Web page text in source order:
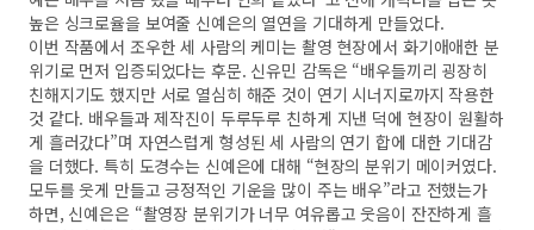
높은 싱크로율을 보여줄 신예은의 열연을 기대하게 만들었다.
이번 작품에서 조우한 세 사람의 케미는 촬영 현장에서 화기애애한 분
위기로 먼저 입증되었다는 후문. 신유민 감독은 “배우들끼리 굉장히
친해지기도 했지만 서로 열심히 해준 것이 연기 시너지로까지 작용한
것 같다. 배우들과 제작진이 두루두루 친하게 지낸 덕에 현장이 원활하
게 흘러갔다”며 자연스럽게 형성된 세 사람의 연기 합에 대한 기대감
을 더했다. 특히 도경수는 신예은에 대해 “현장의 분위기 메이커였다.
모두를 웃게 만들고 긍정적인 기운을 많이 주는 배우”라고 전했는가
하면, 신예은은 “촬영장 분위기가 너무 여유롭고 웃음이 잔잔하게 흘